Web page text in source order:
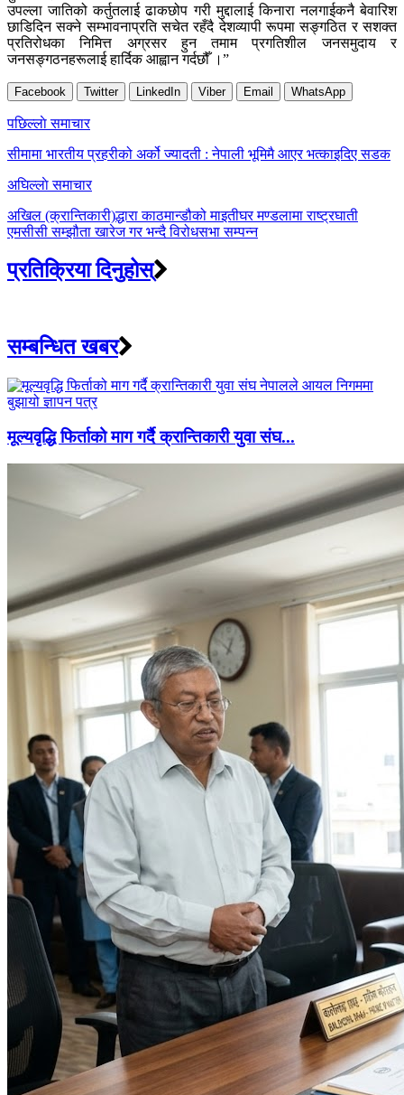
उपल्ला जातिको कर्तुतलाई ढाकछोप गरी मुद्दालाई किनारा नलगाईकनै बेवारिश
छाडिदिन सक्ने सम्भावनाप्रति सचेत रहँदै देशव्यापी रूपमा सङ्गठित र सशक्त
प्रतिरोधका निमित्त अग्रसर हुन तमाम प्रगतिशील जनसमुदाय र
जनसङ्गठनहरूलाई हार्दिक आह्वान गर्दछौँ ।”
Facebook Twitter LinkedIn Viber Email WhatsApp
Post
navigation
पछिल्लाे समाचार
सीमामा भारतीय प्रहरीको अर्को ज्यादती : नेपाली भूमिमै आएर भत्काइदिए सडक
अघिल्लाे समाचार
अखिल (क्रान्तिकारी)द्धारा काठमान्डौको माइतीघर मण्डलामा राष्ट्रघाती
एमसीसी सम्झौता खारेज गर भन्दै विरोधसभा सम्पन्न
प्रतिक्रिया दिनुहोस्
सम्बन्धित खबर
मूल्यवृद्धि फिर्ताको माग गर्दै क्रान्तिकारी युवा संघ...